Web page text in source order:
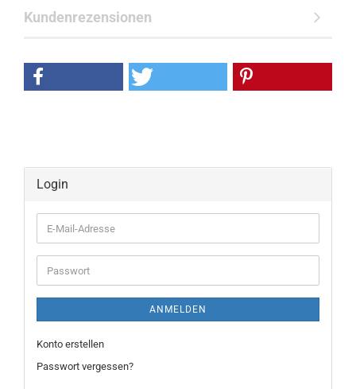
Kundenrezensionen
Login
E-
Mail-
Adresse
Passwort
ANMELDEN
Konto erstellen
Passwort vergessen?